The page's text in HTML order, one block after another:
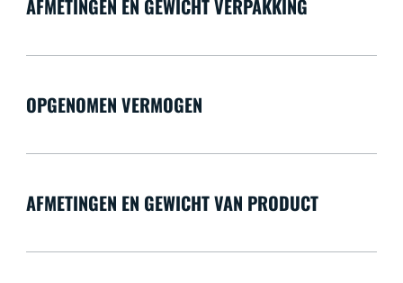
AFMETINGEN EN GEWICHT VERPAKKING
OPGENOMEN VERMOGEN
AFMETINGEN EN GEWICHT VAN PRODUCT